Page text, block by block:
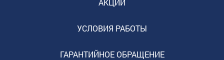
АКЦИИ
УСЛОВИЯ РАБОТЫ
ГАРАНТИЙНОЕ ОБРАЩЕНИЕ